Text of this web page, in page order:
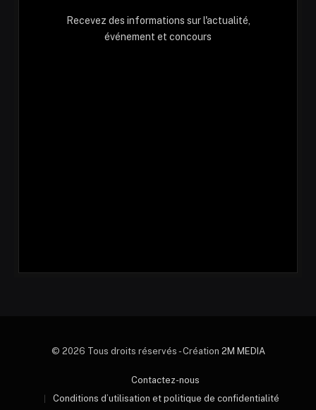
Recevez des informations sur l'actualité,
événement et concours
© 2026 Tous droits réservés - Création 2M MEDIA
Contactez-nous
Conditions d’utilisation et politique de confidentialité